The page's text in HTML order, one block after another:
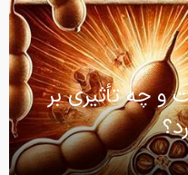
چه تأثیری بر